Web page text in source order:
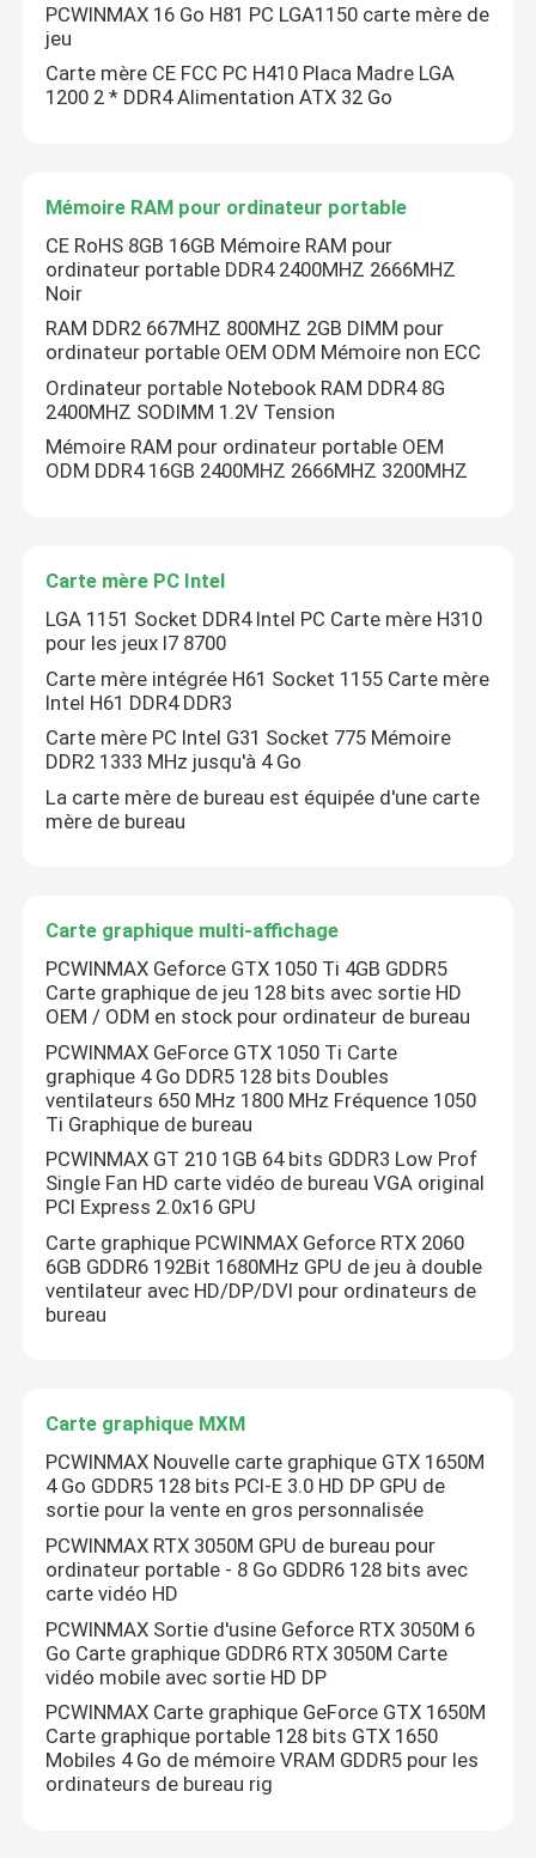
Maison
Produits
PCWINMAX 16 Go H81 PC LGA1150 carte mère de
jeu
Carte mère CE FCC PC H410 Placa Madre LGA
1200 2 * DDR4 Alimentation ATX 32 Go
Mémoire RAM pour ordinateur portable
CE RoHS 8GB 16GB Mémoire RAM pour
ordinateur portable DDR4 2400MHZ 2666MHZ
Noir
RAM DDR2 667MHZ 800MHZ 2GB DIMM pour
ordinateur portable OEM ODM Mémoire non ECC
Ordinateur portable Notebook RAM DDR4 8G
2400MHZ SODIMM 1.2V Tension
Mémoire RAM pour ordinateur portable OEM
ODM DDR4 16GB 2400MHZ 2666MHZ 3200MHZ
Carte mère PC Intel
LGA 1151 Socket DDR4 Intel PC Carte mère H310
pour les jeux I7 8700
Carte mère intégrée H61 Socket 1155 Carte mère
Intel H61 DDR4 DDR3
Carte mère PC Intel G31 Socket 775 Mémoire
DDR2 1333 MHz jusqu'à 4 Go
La carte mère de bureau est équipée d'une carte
mère de bureau
Carte graphique multi-affichage
PCWINMAX Geforce GTX 1050 Ti 4GB GDDR5
Carte graphique de jeu 128 bits avec sortie HD
OEM / ODM en stock pour ordinateur de bureau
PCWINMAX GeForce GTX 1050 Ti Carte
graphique 4 Go DDR5 128 bits Doubles
ventilateurs 650 MHz 1800 MHz Fréquence 1050
Ti Graphique de bureau
PCWINMAX GT 210 1GB 64 bits GDDR3 Low Prof
Single Fan HD carte vidéo de bureau VGA original
PCI Express 2.0x16 GPU
Carte graphique PCWINMAX Geforce RTX 2060
6GB GDDR6 192Bit 1680MHz GPU de jeu à double
ventilateur avec HD/DP/DVI pour ordinateurs de
bureau
Carte graphique MXM
PCWINMAX Nouvelle carte graphique GTX 1650M
4 Go GDDR5 128 bits PCI-E 3.0 HD DP GPU de
sortie pour la vente en gros personnalisée
PCWINMAX RTX 3050M GPU de bureau pour
ordinateur portable - 8 Go GDDR6 128 bits avec
carte vidéo HD
PCWINMAX Sortie d'usine Geforce RTX 3050M 6
Go Carte graphique GDDR6 RTX 3050M Carte
vidéo mobile avec sortie HD DP
PCWINMAX Carte graphique GeForce GTX 1650M
Carte graphique portable 128 bits GTX 1650
Mobiles 4 Go de mémoire VRAM GDDR5 pour les
ordinateurs de bureau rig